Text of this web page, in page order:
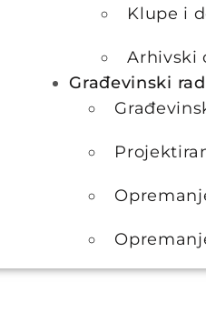
Klupe i
Arhivski
Građevinski